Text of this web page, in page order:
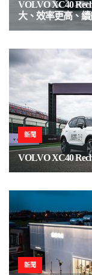
VOLVO XC40
大、效率更高、續
新聞
VOLVO XC40
新聞